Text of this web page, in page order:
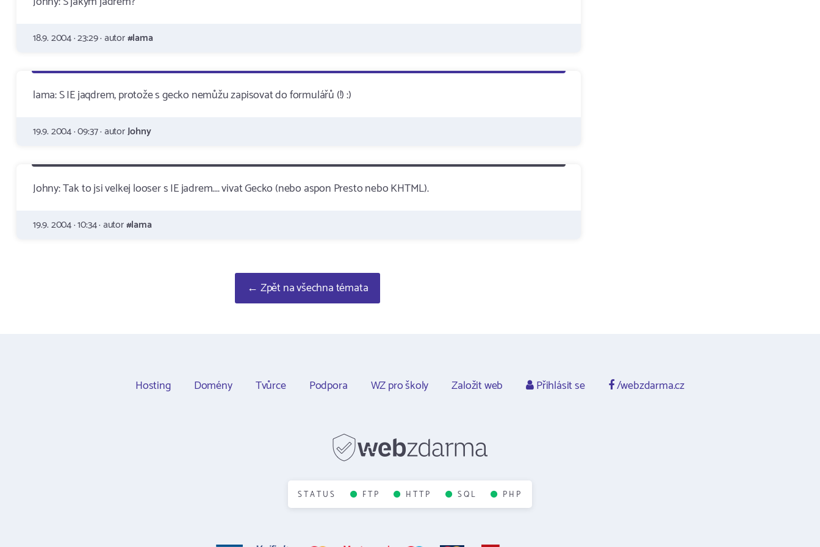
18.9. 2004 · 23:29 · autor#lama
lama: S IE jaqdrem, protože s gecko nemůžu zapisovat do formulářů (!) :)
19.9. 2004 · 09:37 · autorJohny
Johny: Tak to jsi velkej looser s IE jadrem.... vivat Gecko (nebo aspon Presto nebo KHTML).
19.9. 2004 · 10:34 · autor#lama
← Zpět na všechna témata
Hosting Domény Tvůrce Podpora WZ pro školy Založit web Přihlásit se /webzdarma.cz
STATUS FTP HTTP SQL PHP